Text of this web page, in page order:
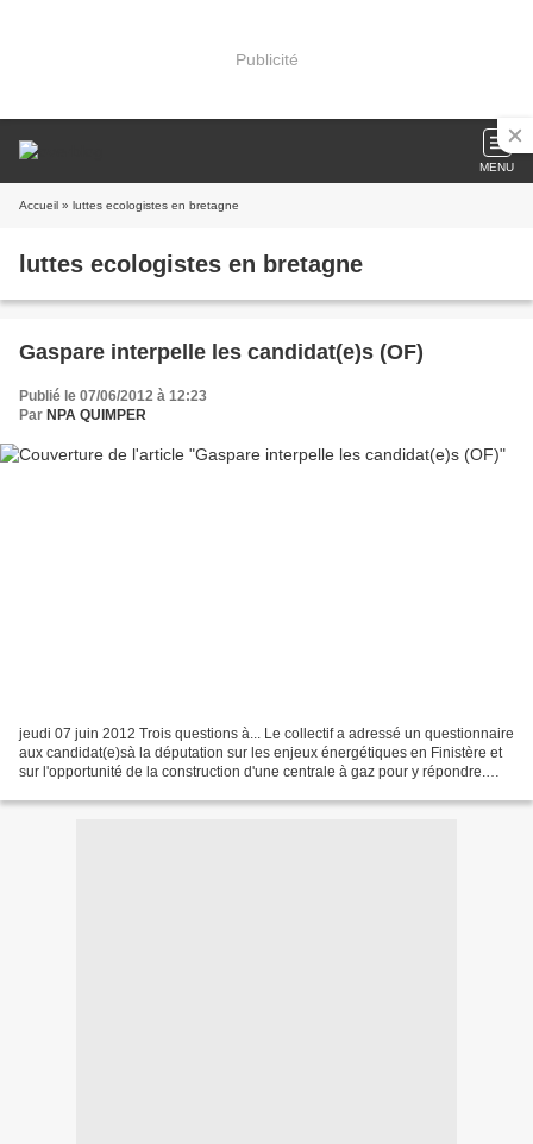
Publicité
MENU
Accueil » luttes ecologistes en bretagne
luttes ecologistes en bretagne
Gaspare interpelle les candidat(e)s (OF)
Publié le 07/06/2012 à 12:23
Par NPA QUIMPER
jeudi 07 juin 2012 Trois questions à... Le collectif a adressé un questionnaire
aux candidat(e)sà la députation sur les enjeux énergétiques en Finistère et
sur l'opportunité de la construction d'une centrale à gaz pour y répondre.